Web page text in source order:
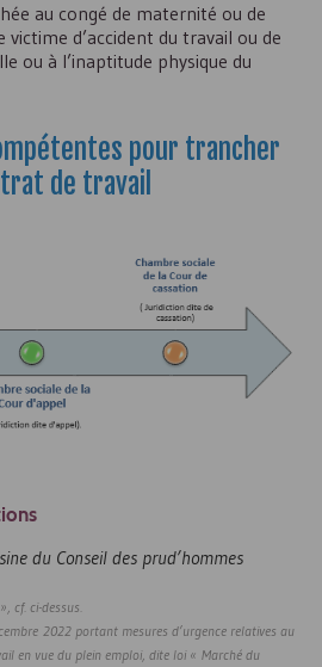
au congé de maternité ou de
d’accident du travail ou de
ou à l’inaptitude physique du
pour trancher
de travail
du Conseil des prud’hommes
cf. ci-dessus.
2022 portant mesures d’urgence relatives au
en vue du plein emploi, dite loi « Marché du